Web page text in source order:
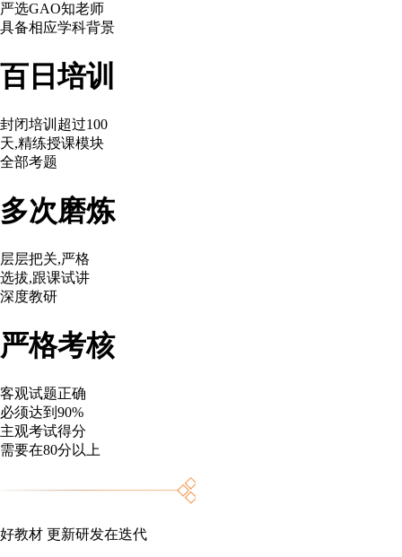
严选GAO知老师
具备相应学科背景
百日培训
封闭培训超过100
天,精练授课模块
全部考题
多次磨炼
层层把关,严格
选拔,跟课试讲
深度教研
严格考核
客观试题正确
必须达到90%
主观考试得分
需要在80分以上
好教材 更新研发在迭代